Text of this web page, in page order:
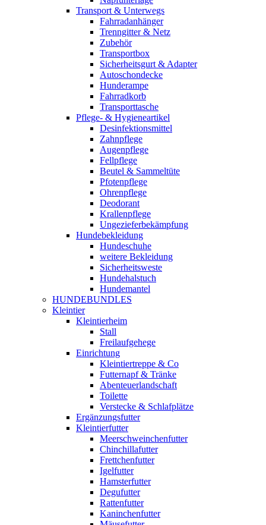
Transport & Unterwegs
Fahrradanhänger
Trenngitter & Netz
Zubehör
Transportbox
Sicherheitsgurt & Adapter
Autoschondecke
Hunderampe
Fahrradkorb
Transporttasche
Pflege- & Hygieneartikel
Desinfektionsmittel
Zahnpflege
Augenpflege
Fellpflege
Beutel & Sammeltüte
Pfotenpflege
Ohrenpflege
Deodorant
Krallenpflege
Ungezieferbekämpfung
Hundebekleidung
Hundeschuhe
weitere Bekleidung
Sicherheitsweste
Hundehalstuch
Hundemantel
HUNDEBUNDLES
Kleintier
Kleintierheim
Stall
Freilaufgehege
Einrichtung
Kleintiertreppe & Co
Futternapf & Tränke
Abenteuerlandschaft
Toilette
Verstecke & Schlafplätze
Ergänzungsfutter
Kleintierfutter
Meerschweinchenfutter
Chinchillafutter
Frettchenfutter
Igelfutter
Hamsterfutter
Degufutter
Rattenfutter
Kaninchenfutter